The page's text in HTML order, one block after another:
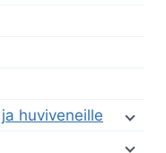
huviveneille